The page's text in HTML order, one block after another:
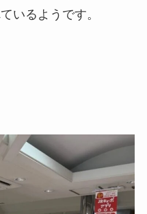
いるようです。